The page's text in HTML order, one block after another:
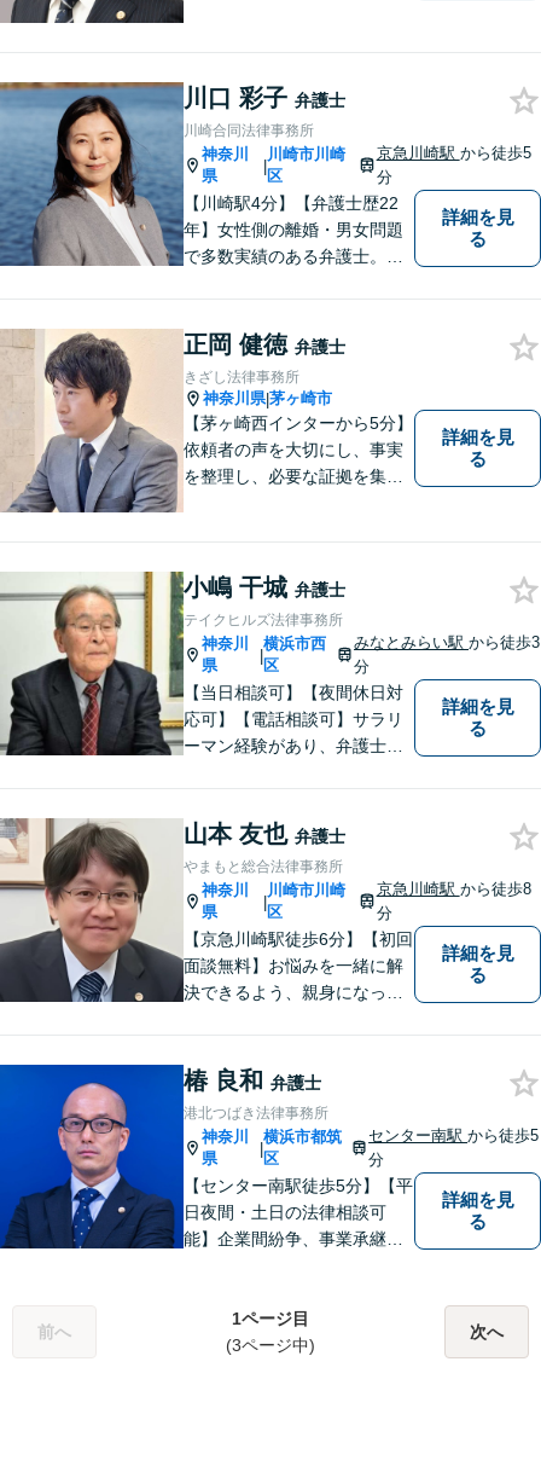
川口 彩子 弁護士
川崎合同法律事務所
神奈川
県
|
川崎市川崎
区
京急川崎駅 から徒歩5
分
【川崎駅4分】【弁護士歴22
年】女性側の離婚・男女問題
で多数実績のある弁護士。画
自覚を持ち、ご一緒に解決へ
の 道を考えてまいります。ま
ずはお気軽にご相談くださ
い！【子連れ相談OK】
詳細を見
る
正岡 健徳 弁護士
きざし法律事務所
神奈川県|茅ヶ崎市
【茅ヶ崎西インターから5分】
依頼者の声を大切にし、事実
を整理し、必要な証拠を集め
でも明るい未来のために尽力
しますのでご安心ください。
【駐車場有】
詳細を見
る
小嶋 干城 弁護士
テイクヒルズ法律事務所
神奈川
県
|
横浜市西
区
みなとみらい駅から徒歩3
分
【当日相談可】【夜間休日対
応可】【電話相談可】サラリ
ーマン経験があり、弁護士と
詳細を見
る
山本 友也 弁護士
やまもと総合法律事務所
神奈川
県
|
川崎市川崎
区
京急川崎駅 から徒歩8
分
【京急川崎駅徒歩6分】【初回
面談無料】お悩みを一緒に解
決できるよう、親身になっ
事故／相続／離婚／労働／債
務整理／刑事事件／企業法務
など、幅広く対応。【当日／
夜間／休日対応可能】お気軽
にご相談下さい。
詳細を見
る
椿 良和 弁護士
港北つばき法律事務所
神奈川
県
|
横浜市都筑
区
センター南駅から徒歩5
分
【センター南駅徒歩5分】【平
日夜間・土日の法律相談可
能】企業間紛争、事業承継・
中傷・プライバシー・著作権
被害、いじめ、離婚・相続、
詳細を見
る
前へ
1ページ目
(3ページ中)
次へ